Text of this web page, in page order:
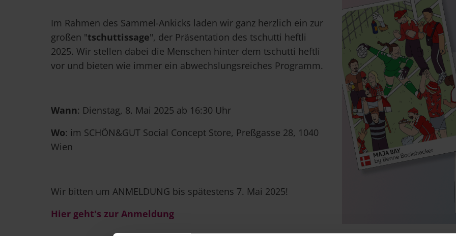
Im Rahmen des Sammel-Ankicks laden wir ganz herzlich ein zur
großen "tschuttissage", der Präsentation des tschutti heftli
2025. Wir stellen dabei die Menschen hinter dem tschutti heftli
vor und bieten wie immer ein abwechslungsreiches Programm.
Wann: Dienstag, 8. Mai 2025 ab 16:30 Uhr
Wo: im SCHÖN&GUT Social Concept Store, Preßgasse 28, 1040
Wien
Wir bitten um ANMELDUNG bis spätestens 7. Mai 2025!
Hier geht's zur Anmeldung